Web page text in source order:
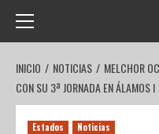
INICIO NOTICIAS
MELCHOR
CON SU 3ª JORNADA EN ÁLAMOS I
Estados Noticias